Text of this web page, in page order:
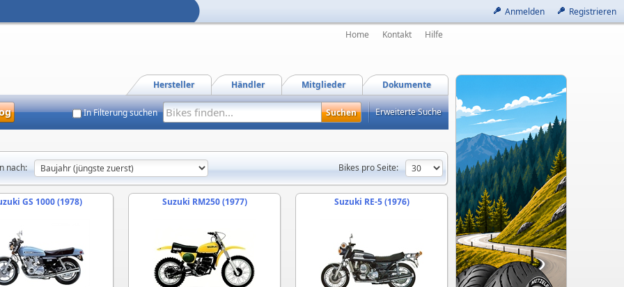
Anmelden Registrieren
Home Kontakt Hilfe
Dokumente
Mitglieder
Händler
Hersteller
Erweiterte Suche
In Filterung suchen
Bikes pro Seite:
nach:
GS 1000 (1978) Suzuki RM250 (1977) Suzuki RE-5 (1976)